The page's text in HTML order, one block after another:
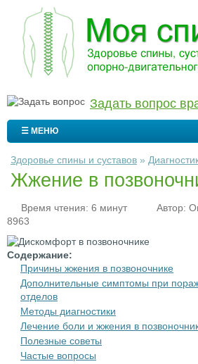
Задать вопрос
☰ МЕНЮ
Здоровье спины и суставов »
Жжение в
Время чтения: 6 минут Автор:
8963
Содержание:
Причины жжения в позвоночнике
Дополнительные симптомы при
отделов
Методы диагностики
Лечение боли и жжения в
Полезные советы
Частые вопросы